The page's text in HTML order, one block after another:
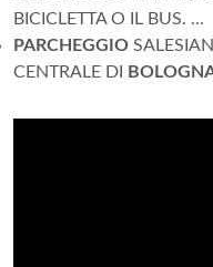
BICICLETTA O IL BUS. ...
PARCHEGGIO
CENTRALE DI